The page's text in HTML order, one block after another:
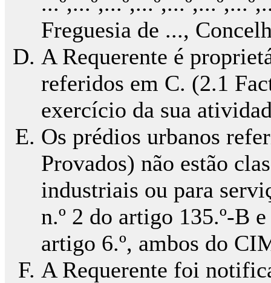
Freguesia de ...,
A Requerente é
referidos em C. (2.1
exercício da sua
Os prédios urbanos
Provados) não estão
industriais ou para
n.º 2 do artigo 135.º-B
artigo 6.º, ambos do
A Requerente foi